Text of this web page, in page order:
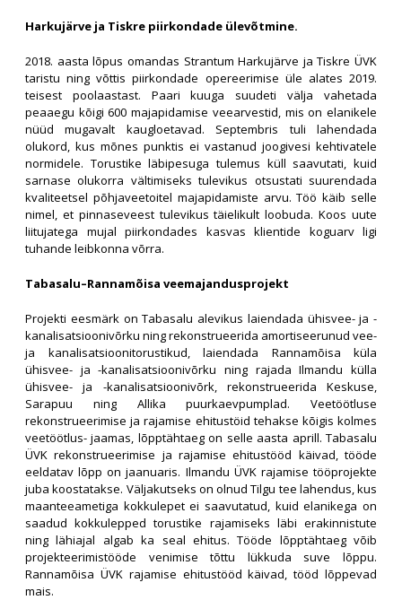
Harkujärve ja Tiskre piirkondade ülevõtmine.
2018. aasta lõpus omandas Strantum Harkujärve ja Tiskre ÜVK
taristu ning võttis piirkondade opereerimise üle alates 2019.
teisest poolaastast. Paari kuuga suudeti välja vahetada
peaaegu kõigi 600 majapidamise veearvestid, mis on elanikele
nüüd mugavalt kaugloetavad. Septembris tuli lahendada
olukord, kus mõnes punktis ei vastanud joogivesi kehtivatele
normidele. Torustike läbipesuga tulemus küll saavutati, kuid
sarnase olukorra vältimiseks tulevikus otsustati suurendada
kvaliteetsel põhjaveetoitel majapidamiste arvu. Töö käib selle
nimel, et pinnaseveest tulevikus täielikult loobuda. Koos uute
liitujatega mujal piirkondades kasvas klientide koguarv ligi
tuhande leibkonna võrra.
Tabasalu–Rannamõisa veemajandusprojekt
Projekti eesmärk on Tabasalu alevikus laiendada ühisvee- ja -
kanalisatsioonivõrku ning rekonstrueerida amortiseerunud vee-
ja kanalisatsioonitorustikud, laiendada Rannamõisa küla
ühisvee- ja -kanalisatsioonivõrku ning rajada Ilmandu külla
ühisvee- ja -kanalisatsioonivõrk, rekonstrueerida Keskuse,
Sarapuu ning Allika puurkaevpumplad. Veetöötluse
rekonstrueerimise ja rajamise ehitustöid tehakse kõigis kolmes
veetöötlus- jaamas, lõpptähtaeg on selle aasta aprill. Tabasalu
ÜVK rekonstrueerimise ja rajamise ehitustööd käivad, tööde
eeldatav lõpp on jaanuaris. Ilmandu ÜVK rajamise tööprojekte
juba koostatakse. Väljakutseks on olnud Tilgu tee lahendus, kus
maanteeametiga kokkulepet ei saavutatud, kuid elanikega on
saadud kokkulepped torustike rajamiseks läbi erakinnistute
ning lähiajal algab ka seal ehitus. Tööde lõpptähtaeg võib
projekteerimistööde venimise tõttu lükkuda suve lõppu.
Rannamõisa ÜVK rajamise ehitustööd käivad, tööd lõppevad
mais.